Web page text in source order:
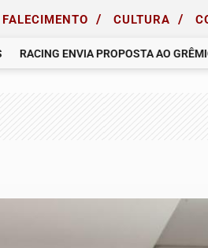
FALECIMENTO / CULTURA /
RACING ENVIA PROPOSTA AO GRÊMIO